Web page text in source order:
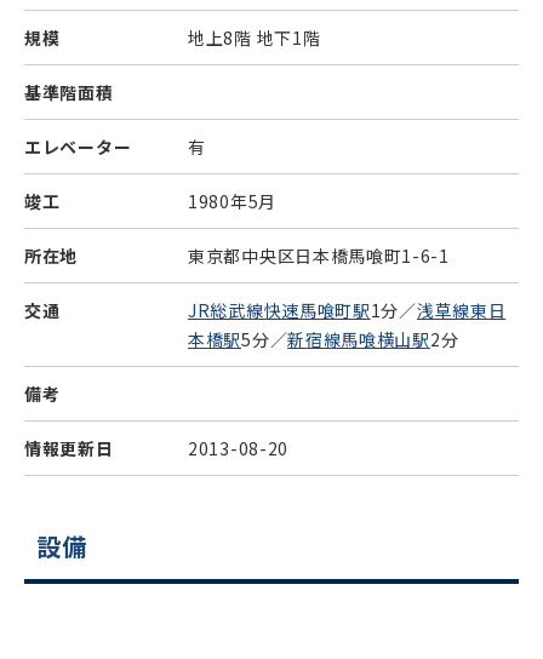
規模 地上8階 地下1階
基準階面積
エレベーター 有
竣工 1980年5月
所在地 東京都中央区日本橋馬喰町1-6-1
交通 JR総武線快速馬喰町駅1分／浅草線東日
本橋駅5分／新宿線馬喰横山駅2分
備考
情報更新日 2013-08-20
設備